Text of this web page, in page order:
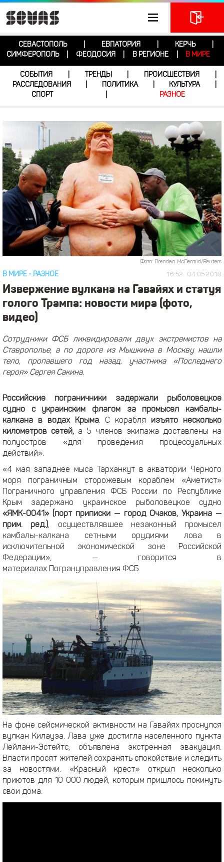
СЕВАСТОПОЛЬ ЕВПАТОРИЯ КЕРЧЬ
СИМФЕРОПОЛЬ
ФЕОДОСИЯ В РЕГИОНЕ В МИРЕ
СОБЫТИЯ ТРЕНДЫ ПРОИСШЕСТВИЯ
РАССЛЕДОВАНИЯ
ПОЛИТИКА КУЛЬТУРА
СПОРТ
РАЗНОЕ
Фото: Brendan McDermid/Reuters
16:52 04.05.2018
В МИРЕ - РАЗНОЕ
Извержение вулкана на Гавайях и статуя
голого Трампа: новости мира (фото,
видео)
Сотрудники ФСБ ликвидировали двух экстремистов на
Ставрополье, а по дороге из Мышкина в Москву нашли
тело, пропавшего год назад, участника «Последнего
героя» Сергея Сакина.
Российские пограничники задержали рыболовецкое
судно с украинским флагом за промысел камбалы-
калкана в водах Крыма. С корабля изъято несколько
километров сетей, а 5 членов экипажа доставлены на
полуостров «для проведения процессуальных
действий».
«4 мая западнее мыса Тарханкут в акватории Черного
моря пограничным сторожевым кораблем «Аметист»
Пограничного управления ФСБ России по Республике
Крым задержано украинское рыболовецкое судно
«ЯМК-0041» (порт приписки — город Очаков, Украина —
прим. ред.), осуществлявшее незаконный промысел
камбалы-калкана сетными орудиями лова в
исключительной экономической зоне Российской
Федерации», — говорится в
материалах Погрануправления ФСБ.
На фоне сейсмической активности на Гавайях проснулся
вулкан Килауэа. Лава уже достигла населенного пункта
Лейлани-Эстейтс, объявлена экстренная эвакуация.
Власти просят жителей сохранять спокойствие и следить
за новостями. «Красный крест» открыл несколько
приютов для 10 000 людей, которым пришлось покинуть
свои дома.